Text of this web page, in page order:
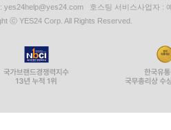
yes24help@yes24.com 호스팅 서비스사업자 :
ⓒ YES24 Corp. All Rights Reserved.